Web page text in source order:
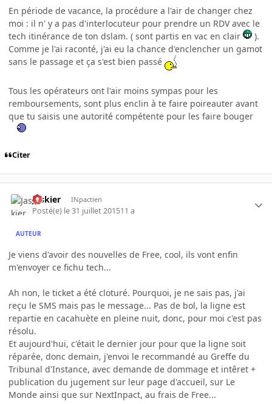
En période de vacance, la procédure a l'air de changer chez
moi : il n' y a pas d'interlocuteur pour prendre un RDV avec le
tech itinérance de ton dslam. ( sont partis en vac en clair
).
Comme je l'ai raconté, j'ai eu la chance d'enclencher un gamot
sans le passage et ça s'est bien passé
Tous les opérateurs ont l'air moins sympas pour les
remboursements, sont plus enclin à te faire poireauter avant
que tu saisis une autorité compétente pour les faire bouger
Citer
Jaskier INpactien
Posté(e) le 31 juillet 201511 a
AUTEUR
Je viens d'avoir des nouvelles de Free, cool, ils vont enfin
m'envoyer ce fichu tech...
Ah non, le ticket a été cloturé. Pourquoi, je ne sais pas, j'ai
reçu le SMS mais pas le message... Pas de bol, la ligne est
repartie en cacahuète en pleine nuit, donc, pour moi c'est pas
résolu.
Et aujourd'hui, c'était le dernier jour pour que la ligne soit
réparée, donc demain, j'envoi le recommandé au Greffe du
Tribunal d'Instance, avec demande de dommage et intêret +
publication du jugement sur leur page d'accueil, sur Le
Monde ainsi que sur NextInpact, au frais de Free...